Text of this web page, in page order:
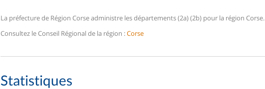
La préfecture de Région Corse administre les départements (2a) (2b) pour la région Corse.
Consultez le Conseil Régional de la région :Corse
Statistiques